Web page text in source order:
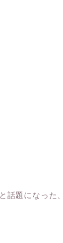
と話題になった、